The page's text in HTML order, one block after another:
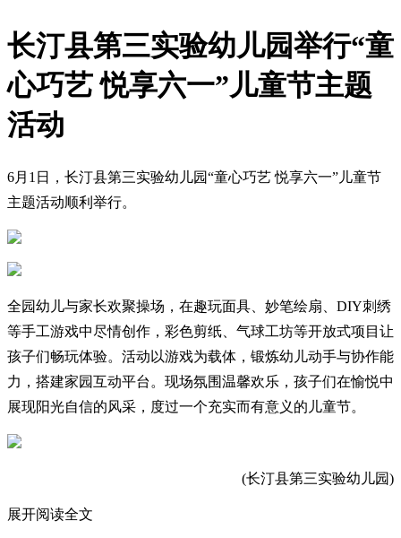
长汀县第三实验幼儿园举行“童
心巧艺 悦享六一”儿童节主题
活动
6月1日，长汀县第三实验幼儿园“童心巧艺 悦享六一”儿童节
主题活动顺利举行。
全园幼儿与家长欢聚操场，在趣玩面具、妙笔绘扇、DIY刺绣
等手工游戏中尽情创作，彩色剪纸、气球工坊等开放式项目让
孩子们畅玩体验。活动以游戏为载体，锻炼幼儿动手与协作能
力，搭建家园互动平台。现场氛围温馨欢乐，孩子们在愉悦中
展现阳光自信的风采，度过一个充实而有意义的儿童节。
(长汀县第三实验幼儿园)
展开阅读全文